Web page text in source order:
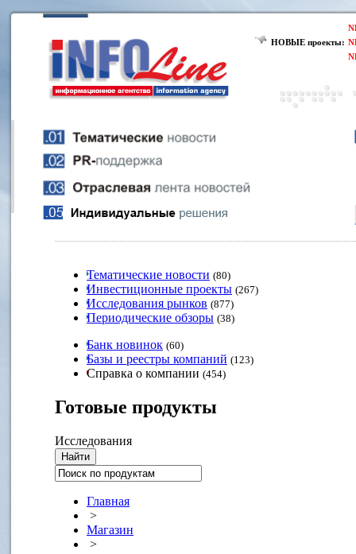
НОВЫЕ проекты:
Тематические новости (80)
Инвестиционные проекты (267)
Исследования рынков (877)
Периодические обзоры (38)
Банк новинок (60)
Базы и реестры компаний (123)
Справка о компании (454)
Готовые продукты
Исследования
Главная
>
Магазин
>